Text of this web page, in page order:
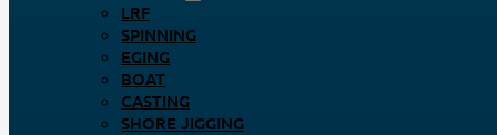
LRF
SPINNING
EGING
BOAT
CASTING
SHORE JIGGING